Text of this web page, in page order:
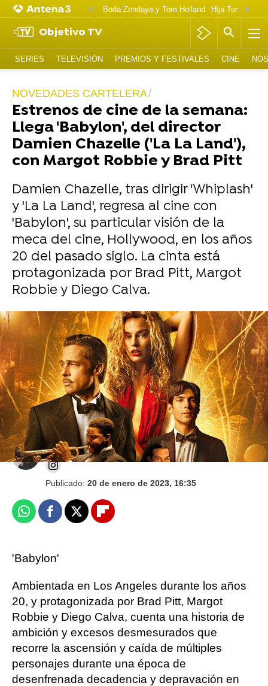
Boda Zendaya y Tom Holland Hija Tom
Objetivo TV
SERIES TELEVISIÓN PREMIOS Y FESTIVALES CINE
NOVEDADES CARTELERA
Estrenos de cine de la semana:
Llega 'Babylon', del director
Damien Chazelle ('La La Land'),
con Margot Robbie y Brad Pitt
Damien Chazelle, tras dirigir 'Whiplash'
y 'La La Land', regresa al cine con
'Babylon', su particular visión de la
meca del cine, Hollywood, en los años
20 del pasado siglo. La cinta está
protagonizada por Brad Pitt, Margot
Robbie y Diego Calva.
'The Killer', 'Rebel Moon' o 'Damsel', primer
vistazo a los explosivos estrenos de Netflix en
2023
Jessica Cánovas
Publicado: 20 de enero de 2023, 16:35
WhatsappFacebook
X Flipboard
'Babylon'
Ambientada en Los Angeles durante los años
20, y protagonizada por Brad Pitt, Margot
Robbie y Diego Calva, cuenta una historia de
ambición y excesos desmesurados que
recorre la ascensión y caída de múltiples
personajes durante una época de
desenfrenada decadencia y depravación en